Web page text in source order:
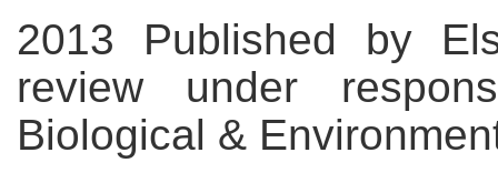
2013 Published by
review under
Biological &